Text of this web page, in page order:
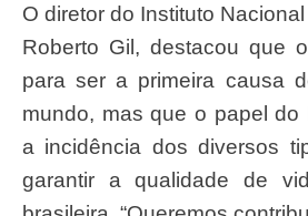
O diretor do Instituto Nacional de Câncer (Inca),
Roberto Gil, destacou que
para ser a primeira causa
mundo, mas que o papel do
a incidência dos diversos
garantir a qualidade de